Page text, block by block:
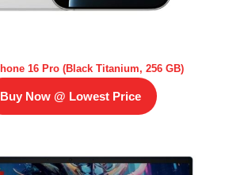
16 Pro (Black Titanium, 256 GB)
Buy Now @ Lowest Price